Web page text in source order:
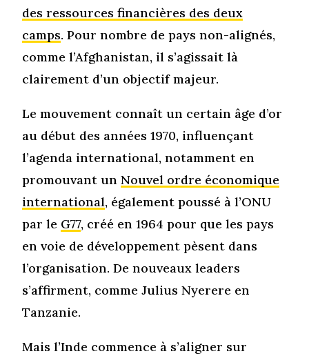
des ressources financières des deux
camps. Pour nombre de pays non-alignés,
comme l’Afghanistan, il s’agissait là
clairement d’un objectif majeur.
Le mouvement connaît un certain âge d’or
au début des années 1970, influençant
l’agenda international, notamment en
promouvant unNouvel ordre économique
international, également poussé à l’ONU
par le G77, créé en 1964 pour que les pays
en voie de développement pèsent dans
l’organisation. De nouveaux leaders
s’affirment, comme Julius Nyerere en
Tanzanie.
Mais l’Inde commence à s’aligner sur